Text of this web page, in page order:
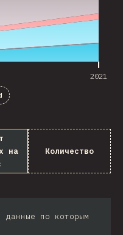
2021
на
Количество
данные по которым